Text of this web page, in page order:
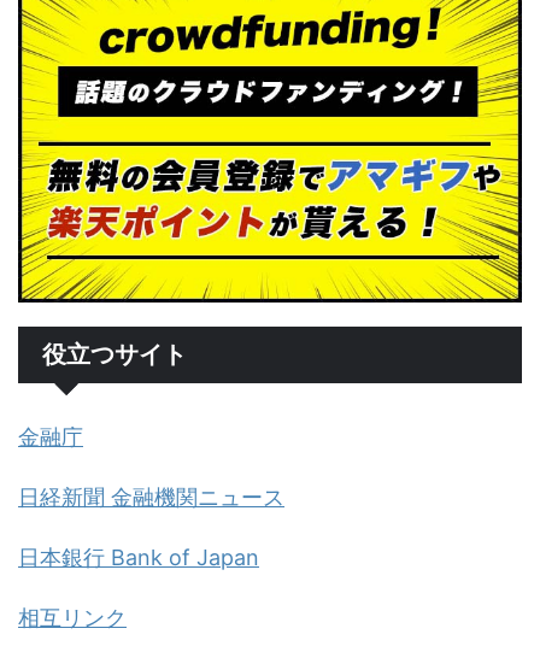
役立つサイト
金融庁
日経新聞 金融機関ニュース
日本銀行 Bank of Japan
相互リンク